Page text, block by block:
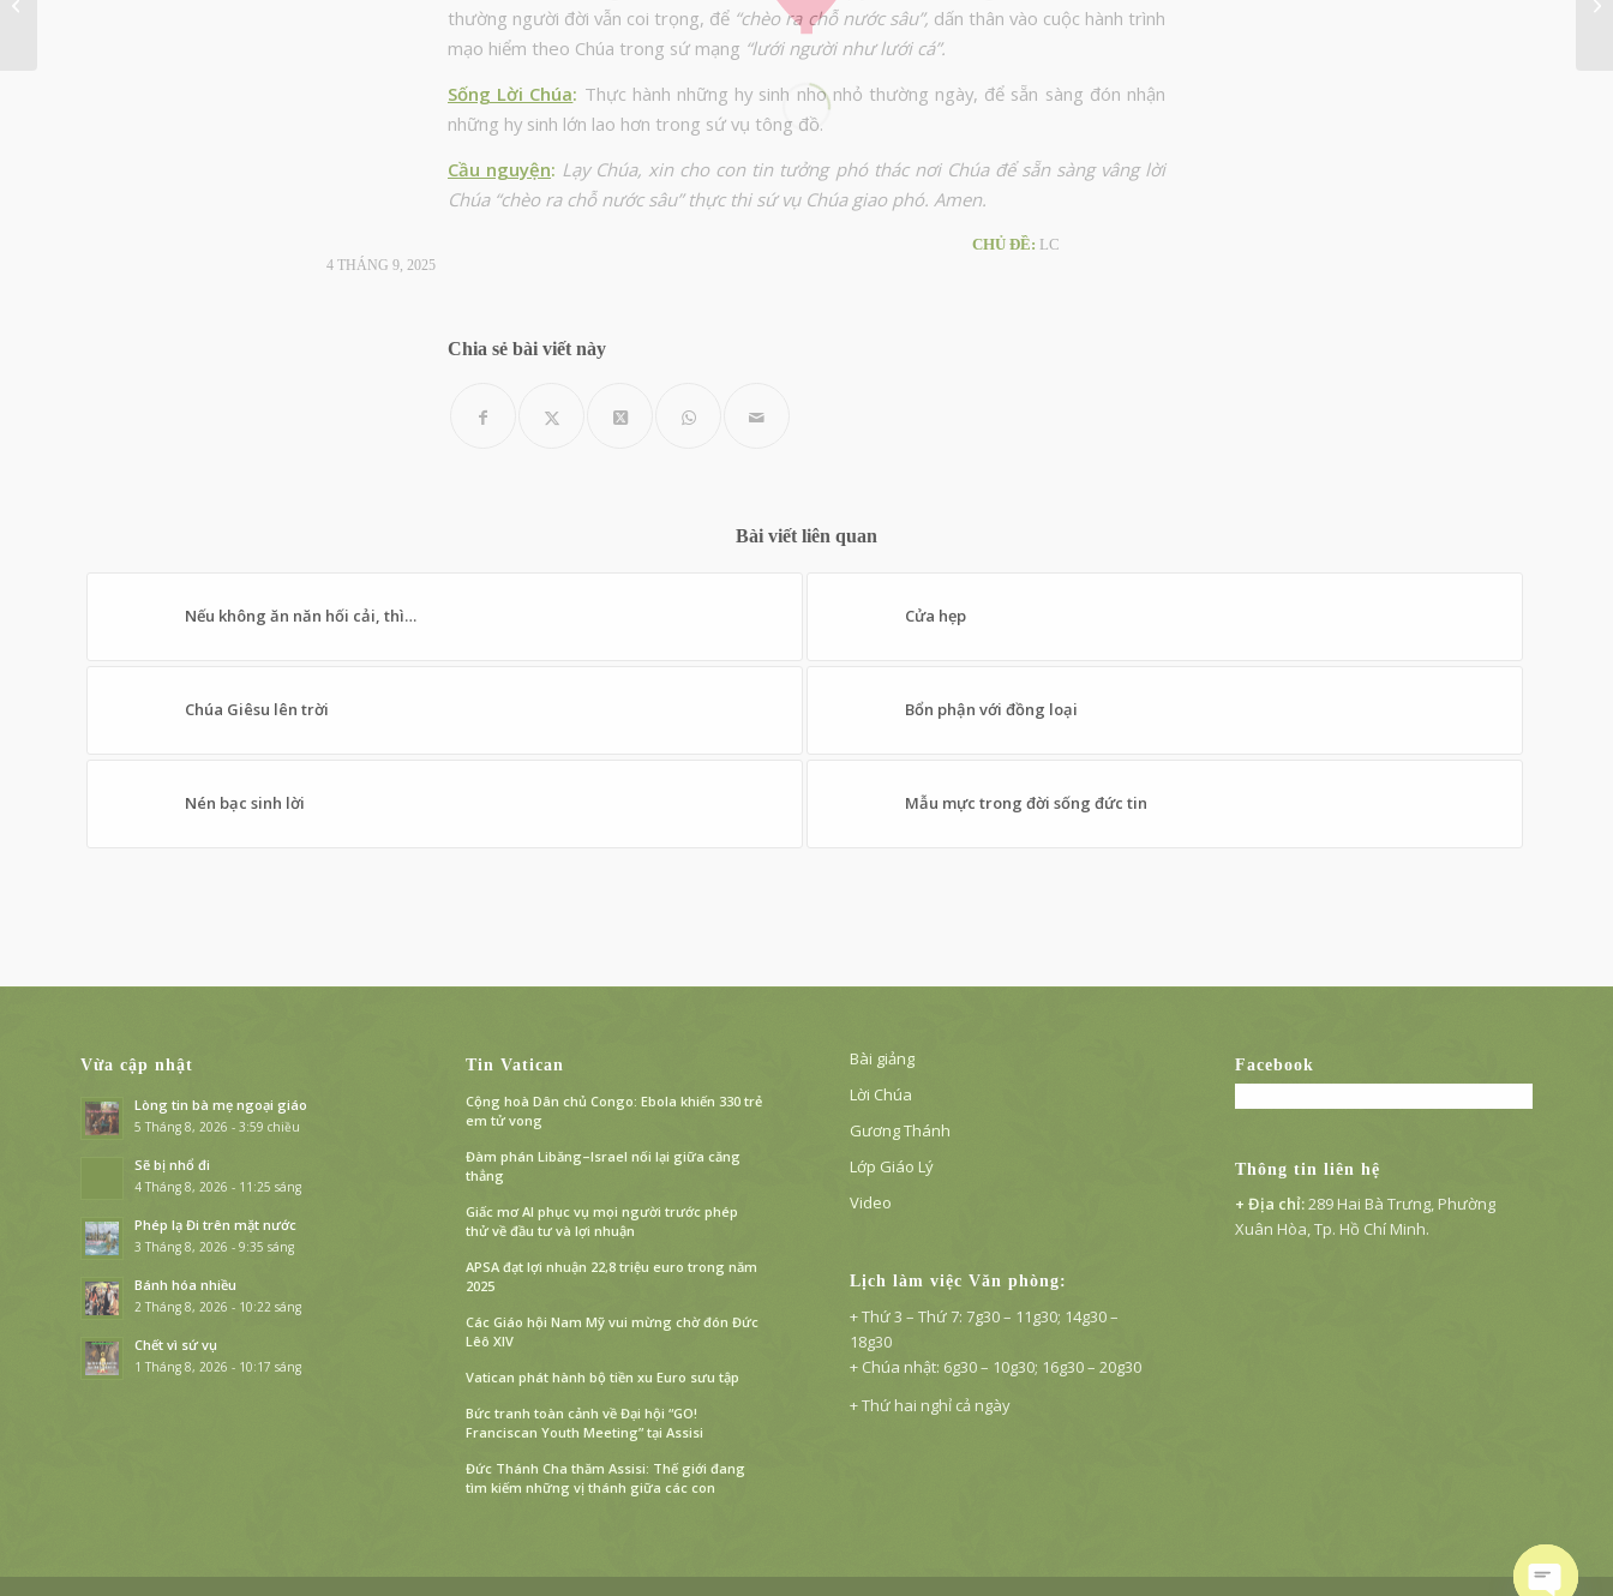
thường người đời vẫn coi trọng, để “chèo ra chỗ nước sâu”, dấn thân vào cuộc hành trình
mạo hiểm theo Chúa trong sứ mạng “lưới người như lưới cá”.
Sống Lời Chúa: Thực hành những hy sinh nho nhỏ thường ngày, để sẵn sàng đón nhận
những hy sinh lớn lao hơn trong sứ vụ tông đồ.
Cầu nguyện: Lạy Chúa, xin cho con tin tưởng phó thác nơi Chúa để sẵn sàng vâng lời
Chúa “chèo ra chỗ nước sâu” thực thi sứ vụ Chúa giao phó. Amen.
4 THÁNG 9, 2025
CHỦ ĐỀ: LC
Chia sẻ bài viết này
Bài viết liên quan
Nếu không ăn năn hối cải, thì… Cửa hẹp
Chúa Giêsu lên trời Bổn phận với đồng loại
Nén bạc sinh lời Mẫu mực trong đời sống đức tin
Vừa cập nhật
Lòng tin bà mẹ ngoại giáo
5 Tháng 8, 2026 - 3:59 chiều
Sẽ bị nhổ đi
4 Tháng 8, 2026 - 11:25 sáng
Phép lạ Đi trên mặt nước
3 Tháng 8, 2026 - 9:35 sáng
Bánh hóa nhiều
2 Tháng 8, 2026 - 10:22 sáng
Chết vì sứ vụ
1 Tháng 8, 2026 - 10:17 sáng
Tin Vatican
Cộng hoà Dân chủ Congo: Ebola khiến 330 trẻ
em tử vong
Đàm phán Libăng–Israel nối lại giữa căng
thẳng
Giấc mơ AI phục vụ mọi người trước phép
thử về đầu tư và lợi nhuận
APSA đạt lợi nhuận 22,8 triệu euro trong năm
2025
Các Giáo hội Nam Mỹ vui mừng chờ đón Đức
Lêô XIV
Vatican phát hành bộ tiền xu Euro sưu tập
Bức tranh toàn cảnh về Đại hội “GO!
Franciscan Youth Meeting” tại Assisi
Đức Thánh Cha thăm Assisi: Thế giới đang
tìm kiếm những vị thánh giữa các con
Bài giảng
Lời Chúa
Gương Thánh
Lớp Giáo Lý
Video
Lịch làm việc Văn phòng:
+ Thứ 3 – Thứ 7: 7g30 – 11g30; 14g30 –
18g30
+ Chúa nhật: 6g30 – 10g30; 16g30 – 20g30
+ Thứ hai nghỉ cả ngày
Facebook
Thông tin liên hệ
+ Địa chỉ:289 Hai Bà Trưng, Phường
Xuân Hòa, Tp. Hồ Chí Minh.